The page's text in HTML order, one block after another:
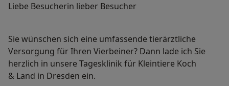
Liebe Besucherin lieber Besucher
Sie wünschen sich eine umfassende tierärztliche
Versorgung für Ihren Vierbeiner? Dann lade ich Sie
herzlich in unsere Tagesklinik für Kleintiere Koch
& Land in Dresden ein.